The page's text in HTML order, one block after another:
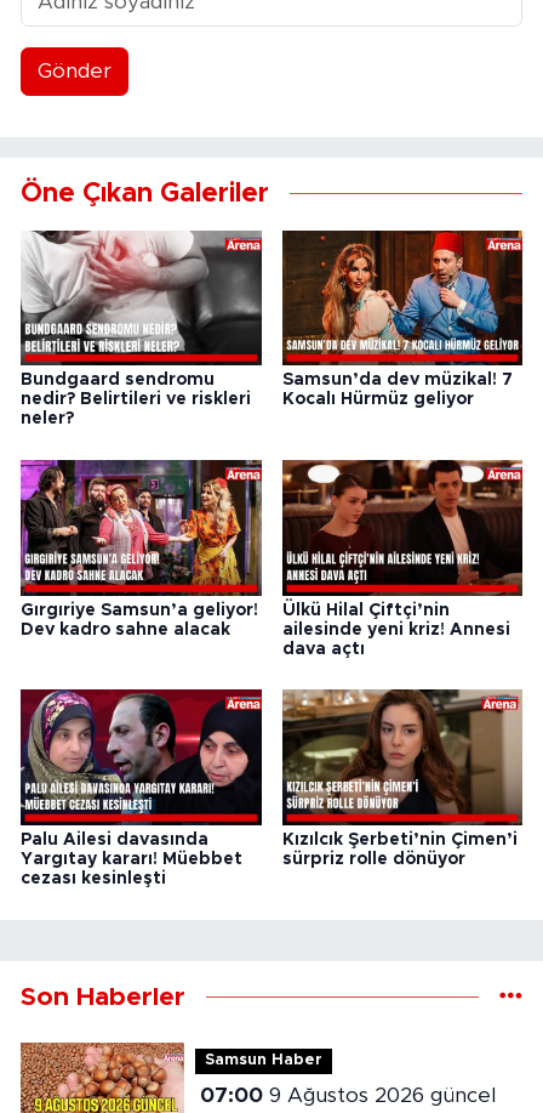
Gönder
Öne Çıkan Galeriler
Bundgaard sendromu
nedir? Belirtileri ve riskleri
neler?
Samsun’da dev müzikal! 7
Kocalı Hürmüz geliyor
Gırgıriye Samsun’a geliyor!
Dev kadro sahne alacak
Ülkü Hilal Çiftçi’nin
ailesinde yeni kriz! Annesi
dava açtı
Palu Ailesi davasında
Yargıtay kararı! Müebbet
cezası kesinleşti
Kızılcık Şerbeti’nin Çimen’i
sürpriz rolle dönüyor
Son Haberler
Samsun Haber
07:009 Ağustos 2026 güncel